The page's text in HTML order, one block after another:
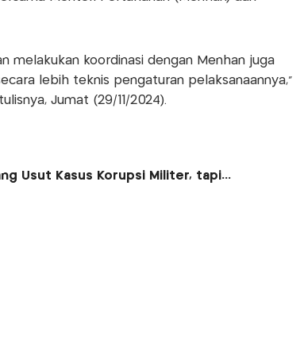
melakukan koordinasi dengan Menhan juga
lebih teknis pengaturan pelaksanaannya,"
Jumat (29/11/2024).
Usut Kasus Korupsi Militer, tapi...